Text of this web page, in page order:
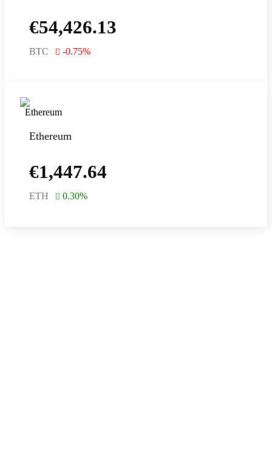
€54,426.13
BTC -0.75%
Ethereum
€1,447.64
ETH 0.30%